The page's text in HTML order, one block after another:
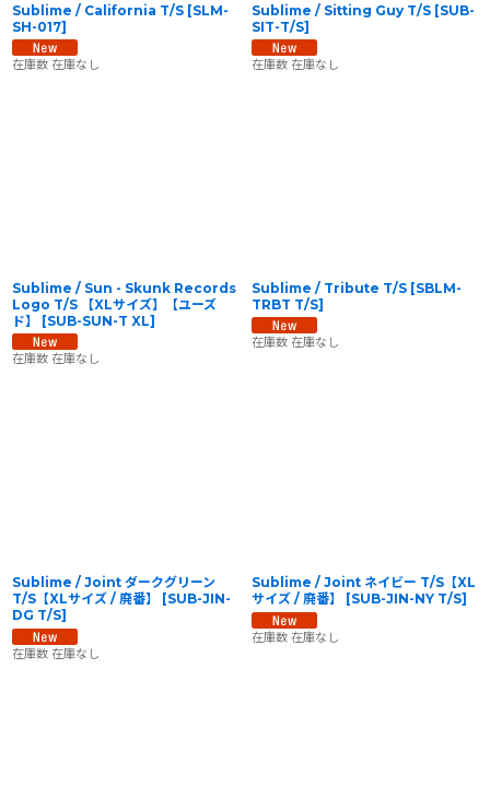
Sublime / California T/S [SLM-
SH-017]
在庫数 在庫なし
Sublime / Sitting Guy T/S [SUB-
SIT-T/S]
在庫数 在庫なし
Sublime / Sun - Skunk Records
Logo T/S 【XLサイズ】【ユーズ
ド】
[SUB-SUN-T XL]
在庫数 在庫なし
Sublime / Tribute T/S [SBLM-
TRBT T/S]
在庫数 在庫なし
Sublime / Joint ダークグリーン
T/S【XLサイズ / 廃番】
[SUB-JIN-
DG T/S]
在庫数 在庫なし
Sublime / Joint ネイビー T/S【XL
サイズ / 廃番】
[SUB-JIN-NY T/S]
在庫数 在庫なし